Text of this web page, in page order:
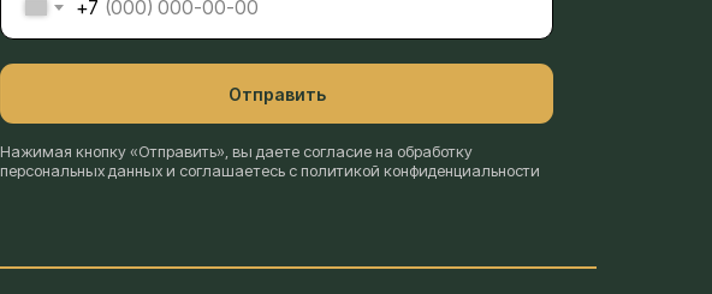
+7
Отправить
Нажимая кнопку «Отправить», вы даете согласие на обработку
персональных данных и соглашаетесь с политикой конфиденциальности